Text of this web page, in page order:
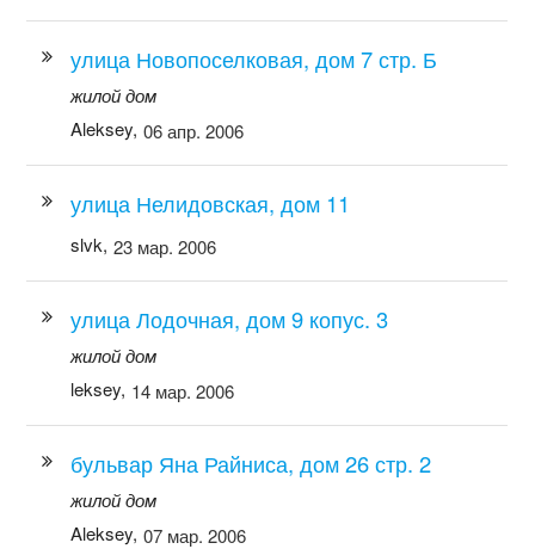
улица Новопоселковая, дом 7 стр. Б
жилой дом
Aleksey, 06 апр. 2006
улица Нелидовская, дом 11
slvk, 23 мар. 2006
улица Лодочная, дом 9 копус. 3
жилой дом
leksey, 14 мар. 2006
бульвар Яна Райниса, дом 26 стр. 2
жилой дом
Aleksey, 07 мар. 2006